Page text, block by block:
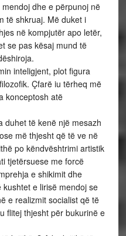
dhe e përpunoj në
të shkruaj. Më duket i
në kompjutër apo letër,
se pas kësaj mund të
inteligjent, plot figura
Çfarë iu tërheq më
konceptosh atë
duhet të kenë një mesazh
më thjesht që të ve në
po këndvështrimi artistik
tjetërsuese me forcë
e shikimit dhe
e lirisë mendoj se
e realizmit socialist që të
flitej thjesht për bukurinë e